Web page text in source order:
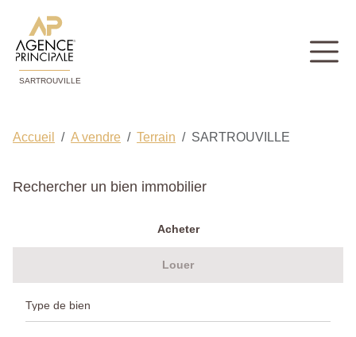
SARTROUVILLE
Accueil A vendre Terrain SARTROUVILLE
Rechercher un bien immobilier
Acheter
Louer